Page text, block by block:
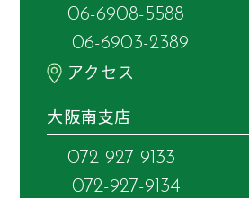
06-6908-5588
06-6903-2389
アクセス
大阪南支店
072-927-9133
072-927-9134